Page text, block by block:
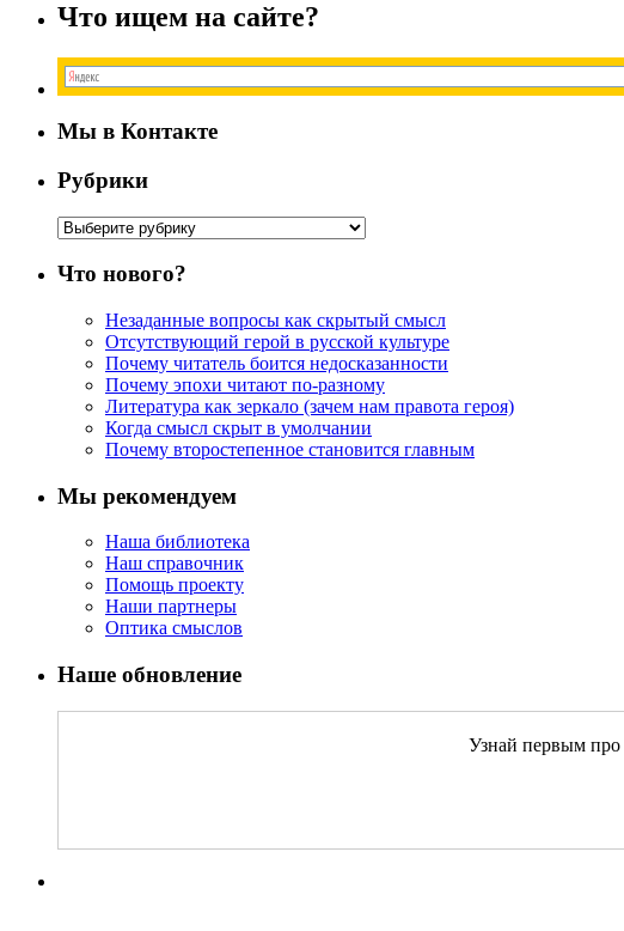
Что ищем на сайте?
Мы в Контакте
Рубрики
Рубрики
Что нового?
Незаданные вопросы как скрытый смысл
Отсутствующий герой в русской культуре
Почему читатель боится недосказанности
Почему эпохи читают по-разному
Литература как зеркало (зачем нам правота героя)
Когда смысл скрыт в умолчании
Почему второстепенное становится главным
Мы рекомендуем
Наша библиотека
Наш справочник
Помощь проекту
Наши партнеры
Оптика смыслов
Наше обновление
Узнай первым про